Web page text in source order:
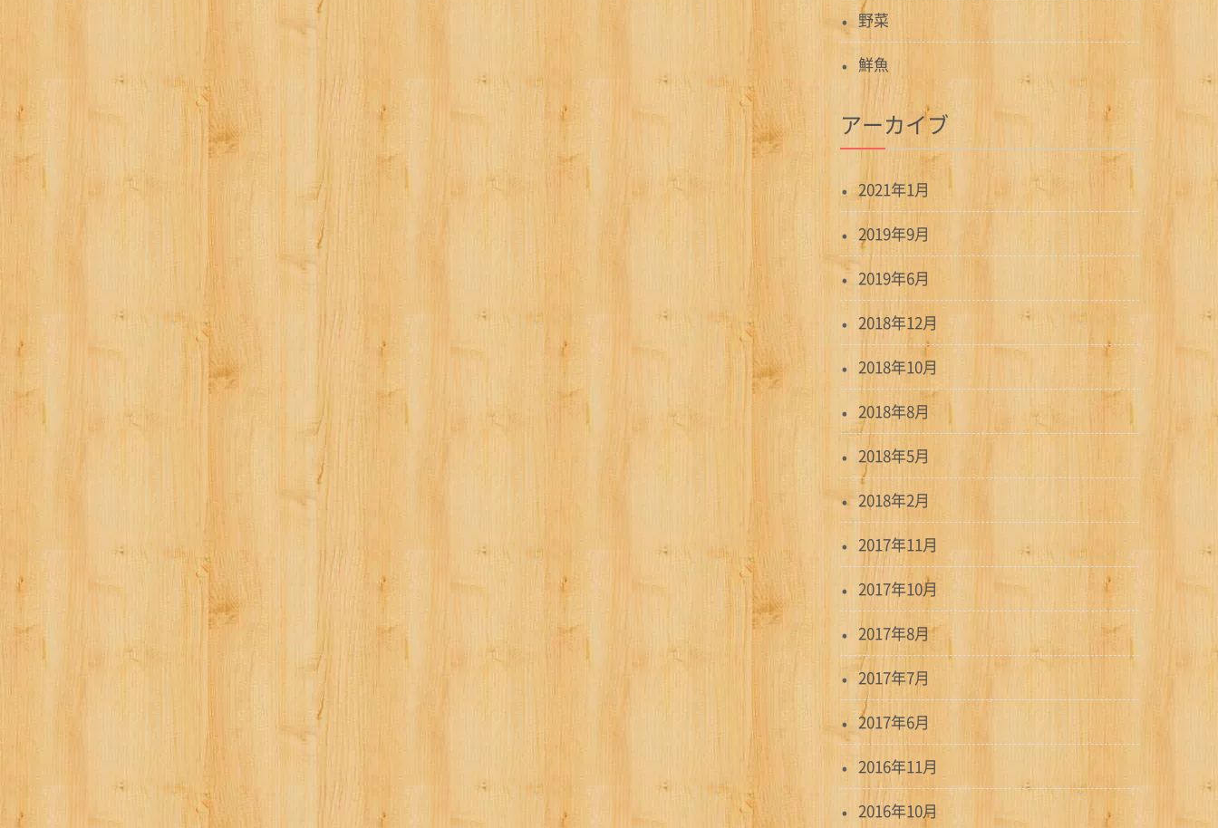
野菜
鮮魚
アーカイブ
2021年1月
2019年9月
2019年6月
2018年12月
2018年10月
2018年8月
2018年5月
2018年2月
2017年11月
2017年10月
2017年8月
2017年7月
2017年6月
2016年11月
2016年10月